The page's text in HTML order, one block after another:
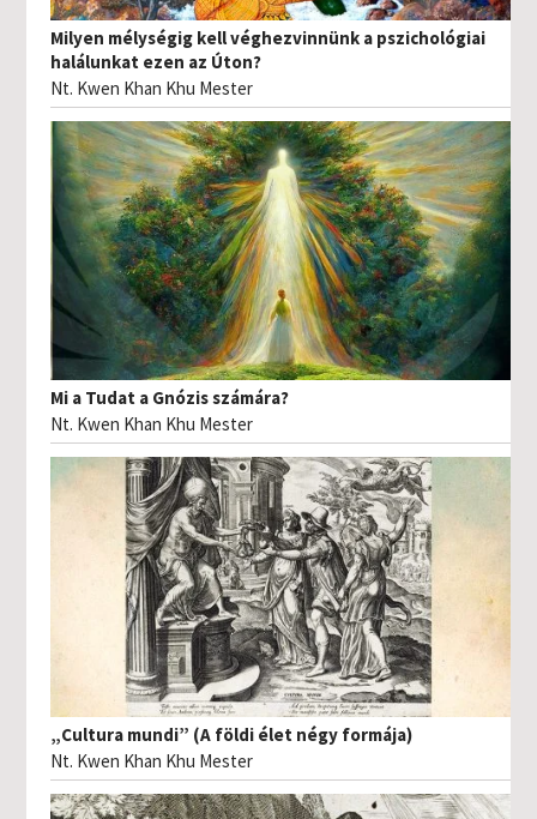
Milyen mélységig kell véghezvinnünk a pszichológiai
halálunkat ezen az Úton?
Nt. Kwen Khan Khu Mester
Mi a Tudat a Gnózis számára?
Nt. Kwen Khan Khu Mester
„Cultura mundi” (A földi élet négy formája)
Nt. Kwen Khan Khu Mester